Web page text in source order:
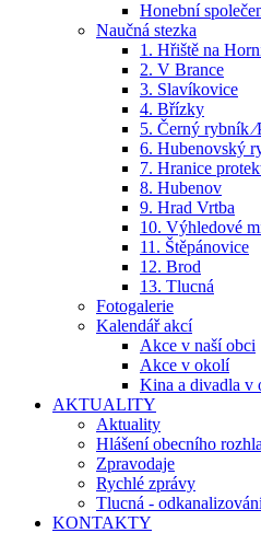
Honební
Naučná stezka
1. Hřiště na
2. V Brance
3. Slavíkovice
4. Břízky
5. Černý rybník
6. Hubenovský
7. Hranice
8. Hubenov
9. Hrad Vrtba
10. Výhledové
11. Štěpánovice
12. Brod
13. Tlucná
Fotogalerie
Kalendář akcí
Akce v naší obci
Akce v okolí
Kina a divadla v
AKTUALITY
Aktuality
Hlášení obecního
Zpravodaje
Rychlé zprávy
Tlucná -
KONTAKTY